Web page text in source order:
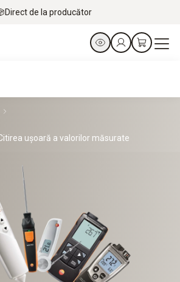
Direct de la producător
ușoară a valorilor măsurate